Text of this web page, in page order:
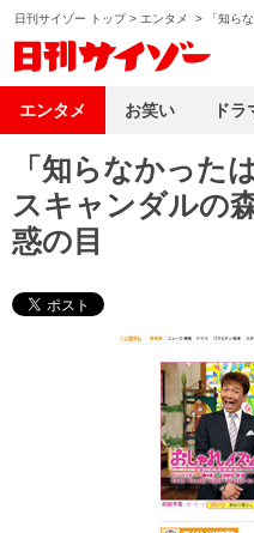
日刊サイゾー トップ> エンタメ > 「知ら
「知らなかった
スキャンダルの
惑の目
エンタメ お笑い ドラ